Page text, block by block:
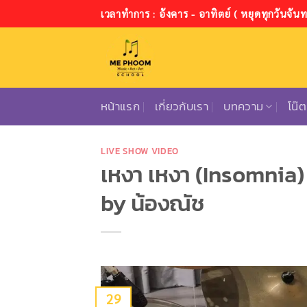
ไป
เวลาทำการ : อังคาร - อาทิตย์ ( หยุดทุกวันจัน
หน้าแรก เกี่ยวกับเรา บทความ โน๊
LIVE SHOW VIDEO
เหงา เหงา
by น้องณัช
29